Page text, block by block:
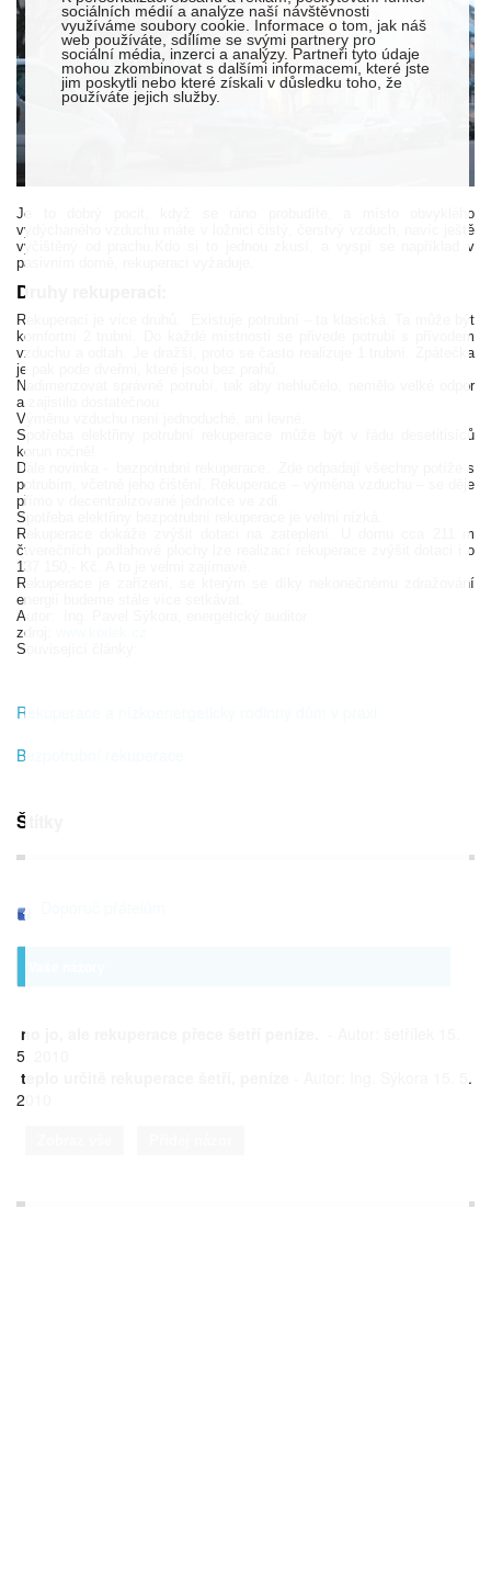
Je to dobrý pocit, když se ráno probudíte, a místo obvyklého
vydýchaného vzduchu máte v ložnici čistý, čerstvý vzduch, navíc ještě
vyčištěný od prachu.Kdo si to jednou zkusí, a vyspí se například v
pasivním domě, rekuperaci vyžaduje.
Druhy rekuperací:
Rekuperací je více druhů.
Existuje potrubní – ta klasická. Ta může být
komfortní 2 trubní. Do každé místnosti se přivede potrubí s přívodem
vzduchu a odtah. Je dražší, proto se často realizuje 1 trubní. Zpátečka
je pak pode dveřmi, které jsou bez prahů.
Nadimenzovat správně potrubí, tak aby nehlučelo, nemělo velké odpor
a zajistilo dostatečnou
Výměnu vzduchu není jednoduché, ani levné.
Spotřeba elektřiny potrubní rekuperace může být v řádu desetitisíců
korun ročně!
Dále novinka -
Zde odpadají všechny potíže s
potrubím, včetně jeho čištění. Rekuperace – výměna vzduchu – se děje
přímo v decentralizované jednotce ve zdi.
Spotřeba elektřiny bezpotrubní rekuperace je velmi nízká.
Rekuperace dokáže zvýšit dotaci na zateplení. U domu cca 211 m
čtverečních podlahové plochy lze realizací rekuperace zvýšit dotaci i o
137 150,- Kč. A to je velmi zajímavé.
Rekuperace je zařízení, se kterým se díky nekonečnému zdražování
energií budeme stále více setkávat.
Autor:
zdroj:
Související články:
Rekuperace a nízkoenergetický rodinný dům v praxi
Bezpotrubní rekuperace
Štítky
no jo, ale rekuperace přece šetří peníze.
5. 2010
teplo určitě rekuperace šetří, peníze
- Autor: Ing. Sýkora 15. 5.
2010
sociálních médií a analýze naší návštěvnosti
využíváme soubory cookie. Informace o tom, jak náš
web používáte, sdílíme se svými partnery pro
sociální média, inzerci a analýzy. Partneři tyto údaje
mohou zkombinovat s dalšími informacemi, které jste
jim poskytli nebo které získali v důsledku toho, že
používáte jejich služby.